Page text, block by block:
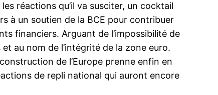
réactions qu’il va susciter, un cocktail
à un soutien de la BCE pour contribuer
financiers. Arguant de l’impossibilité de
au nom de l’intégrité de la zone euro.
de l’Europe prenne enfin en
de repli national qui auront encore